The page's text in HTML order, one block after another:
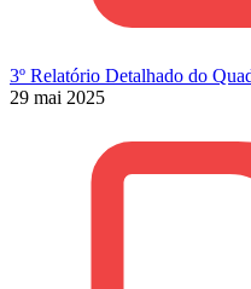
3º Relatório Detalhado do
29 mai 2025